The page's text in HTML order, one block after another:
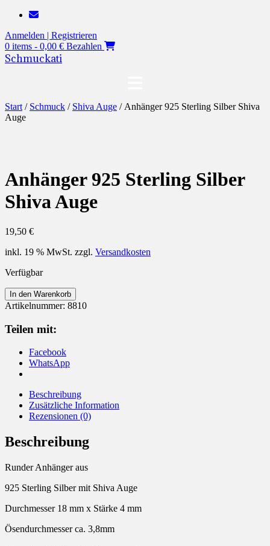
Zum
springen
Anmelden | Registrieren
0 items - 0,00 € Bezahlen
Schmuckati
Start / Schmuck / Shiva Auge / Anhänger 925 Sterling Silber Shiva
Auge
Anhänger 925 Sterling Silber
Shiva Auge
19,50 €
inkl. 19 % MwSt. zzgl. Versandkosten
Verfügbar
Anhänger
925
Silber
Shiva
Menge
In den Warenkorb
Artikelnummer: 8810
Teilen mit:
Facebook
WhatsApp
Beschreibung
Zusätzliche Information
Rezensionen (0)
Beschreibung
Runder Anhänger aus
925 Sterling Silber mit Shiva Auge
Durchmesser 18 mm x Stärke 4 mm
Ösendurchmesser ca. 3,8mm